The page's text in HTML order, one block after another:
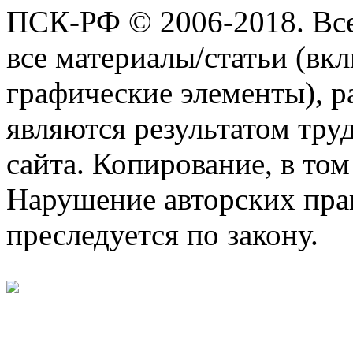
ПСК-РФ © 2006-2018.
все материалы/статьи
графические элементы),
являются результатом
сайта. Копирование, в
Нарушение авторских
преследуется по закону.